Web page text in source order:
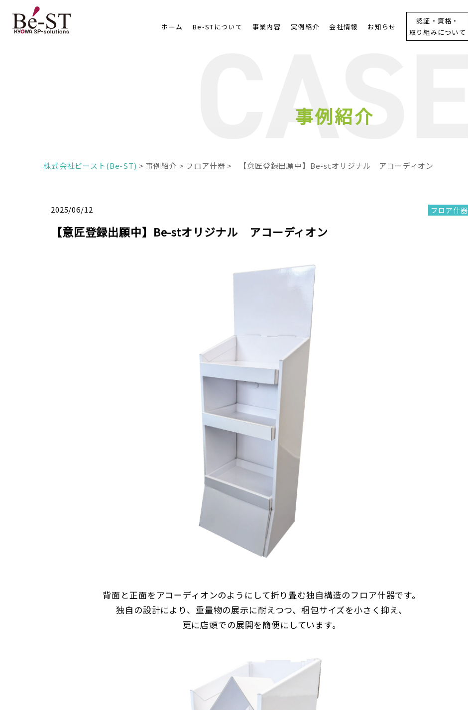
ホーム Be-STについて 事業内容 実例紹介 会社情報 お知らせ
認証・資格・
取り組みについて
事例紹介
株式会社ビースト(Be-ST) >事例紹介 > フロア什器 > 【意匠登録出願中】Be-stオリジナル アコーディオン
2025/06/12 フロア什器
【意匠登録出願中】Be-stオリジナル アコーディオン
背面と正面をアコーディオンのようにして折り畳む独自構造のフロア什器です。
独自の設計により、重量物の展示に耐えつつ、梱包サイズを小さく抑え、
更に店頭での展開を簡便にしています。